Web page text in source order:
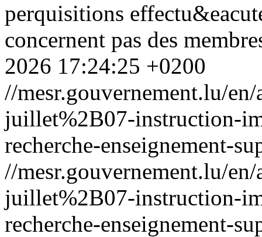
perquisitions
concernent pas des
2026 17:24:25 +0200
//mesr.gouvernement.lu/
juillet%2B07-instruction-
recherche-enseignement-
//mesr.gouvernement.lu/
juillet%2B07-instruction-
recherche-enseignement-